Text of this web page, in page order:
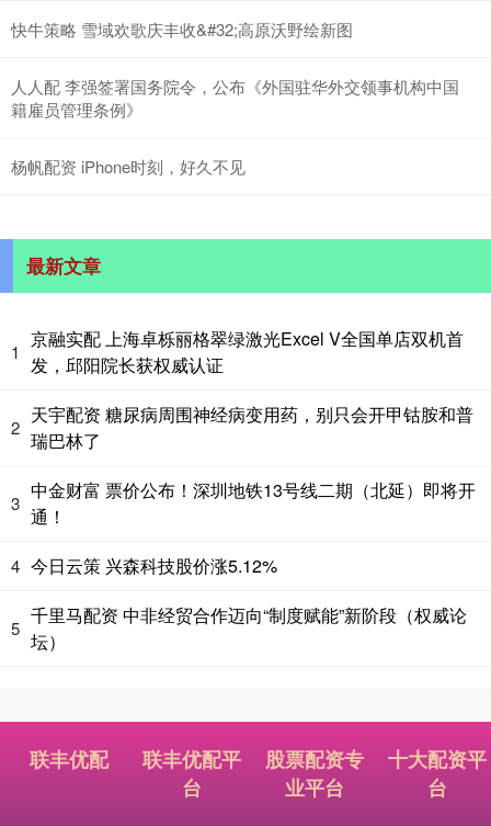
快牛策略 雪域欢歌庆丰收&#32;高原沃野绘新图
人人配 李强签署国务院令，公布《外国驻华外交领事机构中国
籍雇员管理条例》
杨帆配资 iPhone时刻，好久不见
最新文章
1
京融实配 上海卓栎丽格翠绿激光Excel V全国单店双机首
发，邱阳院长获权威认证
2
天宇配资 糖尿病周围神经病变用药，别只会开甲钴胺和普
瑞巴林了
3
中金财富 票价公布！深圳地铁13号线二期（北延）即将开
通！
4 今日云策 兴森科技股价涨5.12%
5
千里马配资 中非经贸合作迈向“制度赋能”新阶段（权威论
坛）
联丰优配
联丰优配平
台
股票配资专
业平台
十大配资平
台